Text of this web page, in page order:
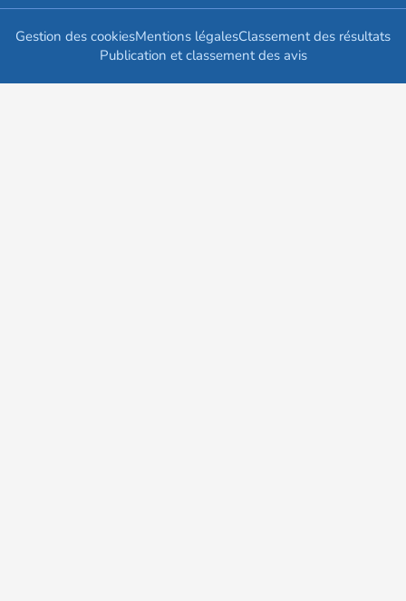
Gestion des cookiesMentions légalesClassement des résultats
Publication et classement des avis